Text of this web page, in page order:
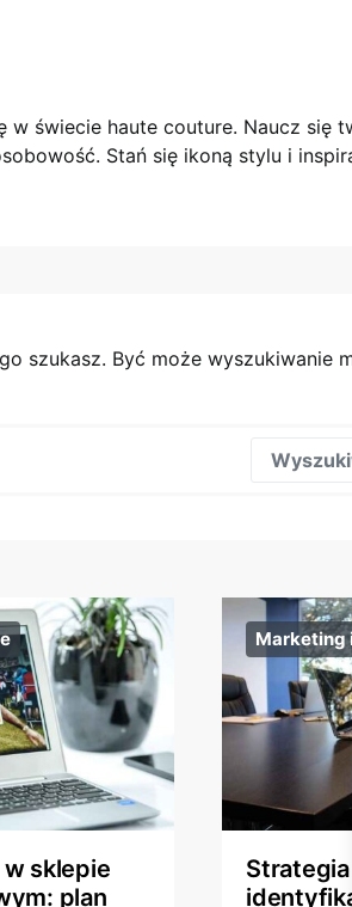
w świecie haute couture. Naucz się
Stań się ikoną stylu i
szukasz. Być może wyszukiwanie
sklepie
plan
Marketing